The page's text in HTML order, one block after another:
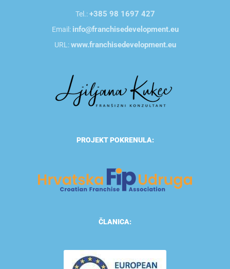
Tel.:+385 98 1697 427
Email: info@franchisedevelopment.eu
URL:www.franchisedevelopment.eu
PROJEKT POKRENULA:
ČLANICA: